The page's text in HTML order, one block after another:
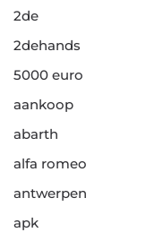
2de
2dehands
5000 euro
aankoop
abarth
alfa romeo
antwerpen
apk